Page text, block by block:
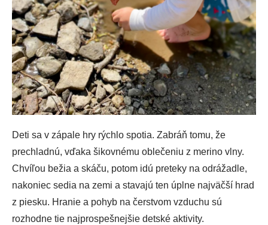
Deti sa v zápale hry rýchlo spotia. Zabráň tomu, že
prechladnú, vďaka šikovnému oblečeniu z merino vlny.
Chvíľou bežia a skáču, potom idú preteky na odrážadle,
nakoniec sedia na zemi a stavajú ten úplne najväčší hrad
z piesku. Hranie a pohyb na čerstvom vzduchu sú
rozhodne tie najprospešnejšie detské aktivity.